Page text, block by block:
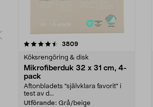
3809recensioner
Köksrengöring & disk
Mikrofiberduk 32 x 31 cm, 4-
pack
Aftonbladets "självklara favorit” i
test av d...
Utförande: Grå/beige
4.0av 5 stjärnor